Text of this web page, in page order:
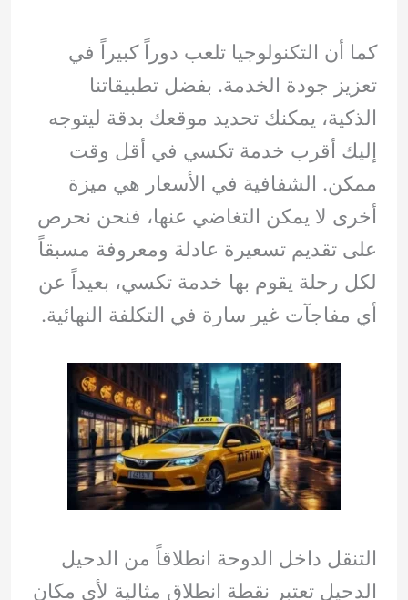
كما أن التكنولوجيا تلعب دوراً كبيراً في
تعزيز جودة الخدمة. بفضل تطبيقاتنا
الذكية، يمكنك تحديد موقعك بدقة ليتوجه
إليك أقرب خدمة تكسي في أقل وقت
ممكن. الشفافية في الأسعار هي ميزة
أخرى لا يمكن التغاضي عنها، فنحن نحرص
على تقديم تسعيرة عادلة ومعروفة مسبقاً
لكل رحلة يقوم بها خدمة تكسي، بعيداً عن
أي مفاجآت غير سارة في التكلفة النهائية.
التنقل داخل الدوحة انطلاقاً من الدحيل
الدحيل تعتبر نقطة انطلاق مثالية لأي مكان